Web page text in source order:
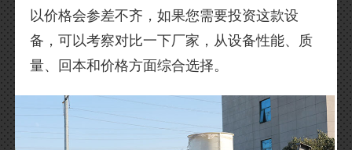
以价格会参差不齐，如果您需要投资这款设
备，可以考察对比一下厂家，从设备性能、质
量、回本和价格方面综合选择。